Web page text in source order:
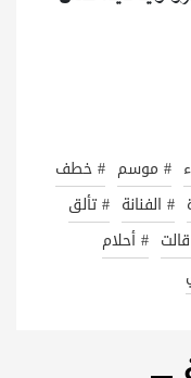
# موسم # خطف
# الفنانة # تألق
# أحلام